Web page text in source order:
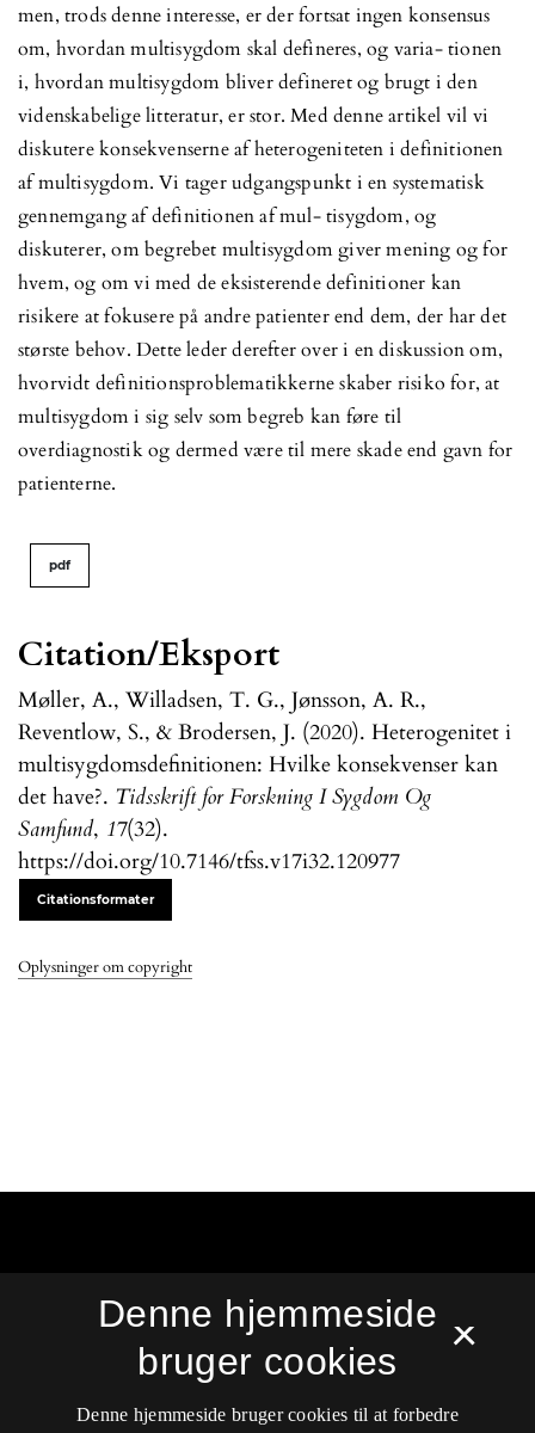
Citation/Eksport
Møller, A., Willadsen, T. G., Jønsson, A. R.,
Reventlow, S., & Brodersen, J. (2020). Heterogenitet i
multisygdomsdefinitionen: Hvilke konsekvenser kan
det have?. Tidsskrift for Forskning I Sygdom Og
Samfund, 17(32).
https://doi.org/10.7146/tfss.v17i32.120977
Citationsformater
Oplysninger om copyright
men, trods denne interesse, er der fortsat ingen konsensus
om, hvordan multisygdom skal defineres, og varia- tionen
i, hvordan multisygdom bliver defineret og brugt i den
videnskabelige litteratur, er stor. Med denne artikel vil vi
diskutere konsekvenserne af heterogeniteten i definitionen
af multisygdom. Vi tager udgangspunkt i en systematisk
gennemgang af definitionen af mul- tisygdom, og
diskuterer, om begrebet multisygdom giver mening og for
hvem, og om vi med de eksisterende definitioner kan
risikere at fokusere på andre patienter end dem, der har det
største behov. Dette leder derefter over i en diskussion om,
hvorvidt definitionsproblematikkerne skaber risiko for, at
multisygdom i sig selv som begreb kan føre til
overdiagnostik og dermed være til mere skade end gavn for
patienterne.
pdf
×
Denne hjemmeside
bruger cookies
Denne hjemmeside bruger cookies til at forbedre